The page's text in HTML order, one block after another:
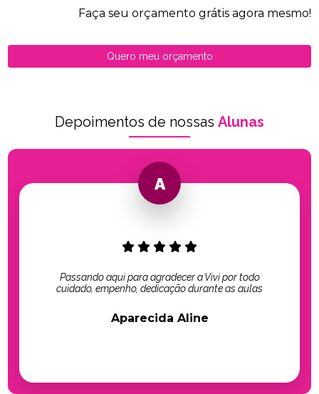
Faça seu orçamento grátis agora mesmo!
Quero meu orçamento
Depoimentos de nossas Alunas
Passando aqui para agradecer a Vivi por todo
cuidado, empenho, dedicação durante as aulas
Aparecida Aline